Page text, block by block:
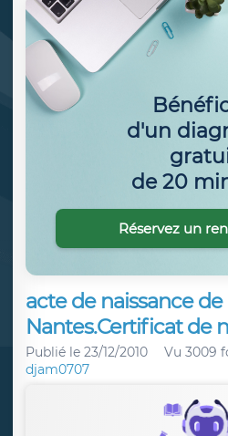
acte de naissance de
Nantes.Certificat de
Publié le 23/12/2010 Vu 3009
djam0707
d'un
de 20
Réservez un